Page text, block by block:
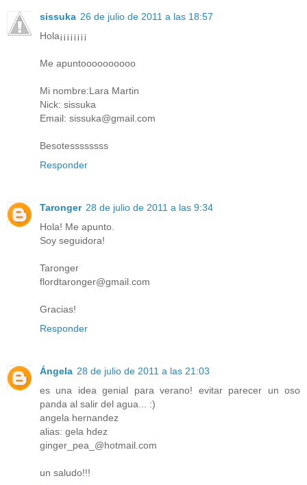
sissuka 26 de julio de 2011 a las 18:57
Hola¡¡¡¡¡¡¡¡
Me apuntoooooooooo
Mi nombre:Lara Martin
Nick: sissuka
Email: sissuka@gmail.com
Besotessssssss
Responder
Taronger 28 de julio de 2011 a las 9:34
Hola! Me apunto.
Soy seguidora!
Taronger
flordtaronger@gmail.com
Gracias!
Responder
Ángela 28 de julio de 2011 a las 21:03
es una idea genial para verano! evitar parecer un oso
panda al salir del agua... :)
angela hernandez
alias: gela hdez
ginger_pea_@hotmail.com
un saludo!!!